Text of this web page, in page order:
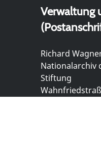
Verwaltung
Richard
Nationalarchiv
Stiftung